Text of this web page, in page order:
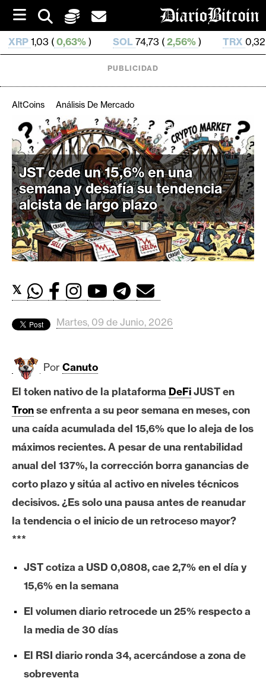
i
t
o
SOL74,73 (2,56%) TRX0,327 279 ( 0,17% )
C
r
i
p
t
o
M
e
r
d
s
B
t
c
o
i
n
E
t
r
e
u
m
A
PUBLICIDAD
AltCoins Análisis De Mercado
JST cede un 15,6% en una
semana y desafía su tendencia
alcista de largo plazo
𝕏
Martes, 09 de Junio, 2026
Por Canuto
El token nativo de la plataforma DeFiJUST en
Tronse enfrenta a su peor semana en meses, con
una caída acumulada del 15,6% que lo aleja de los
máximos recientes. A pesar de una rentabilidad
anual del 137%, la corrección borra ganancias de
corto plazo y sitúa al activo en niveles técnicos
decisivos. ¿Es solo una pausa antes de reanudar
la tendencia o el inicio de un retroceso mayor?
***
JST cotiza a USD 0,0808, cae 2,7% en el día y
15,6% en la semana
El volumen diario retrocede un 25% respecto a
la media de 30 días
El RSI diario ronda 34, acercándose a zona de
sobreventa